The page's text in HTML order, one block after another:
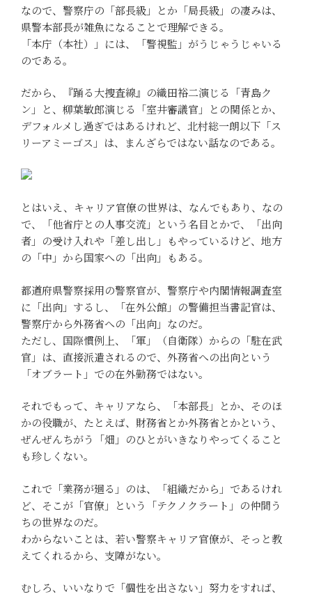
なので、警察庁の「部長級」とか「局長級」の凄みは、
県警本部長が雑魚になることで理解できる。
「本庁（本社）」には、「警視監」がうじゃうじゃいる
のである。
だから、『踊る大捜査線』の織田裕二演じる「青島ク
ン」と、柳葉敏郎演じる「室井審議官」との関係とか、
デフォルメし過ぎではあるけれど、北村総一朗以下「ス
リーアミーゴス」は、まんざらではない話なのである。
とはいえ、キャリア官僚の世界は、なんでもあり、なの
で、「他省庁との人事交流」という名目とかで、「出向
者」の受け入れや「差し出し」もやっているけど、地方
の「中」から国家への「出向」もある。
都道府県警察採用の警察官が、警察庁や内閣情報調査室
に「出向」するし、「在外公館」の警備担当書記官は、
警察庁から外務省への「出向」なのだ。
ただし、国際慣例上、「軍」（自衛隊）からの「駐在武
官」は、直接派遣されるので、外務省への出向という
「オブラート」での在外勤務ではない。
それでもって、キャリアなら、「本部長」とか、そのほ
かの役職が、たとえば、財務省とか外務省とかという、
ぜんぜんちがう「畑」のひとがいきなりやってくること
も珍しくない。
これで「業務が廻る」のは、「組織だから」であるけれ
ど、そこが「官僚」という「テクノクラート」の仲間う
ちの世界なのだ。
わからないことは、若い警察キャリア官僚が、そっと教
えてくれるから、支障がない。
むしろ、いいなりで「個性を出さない」努力をすれば、